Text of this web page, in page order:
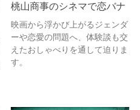
桃山商事のシネマで恋バナ
映画から浮かび上がるジェンダ
ーや恋愛の問題へ、体験談も交
えたおしゃべりを通して迫りま
す。